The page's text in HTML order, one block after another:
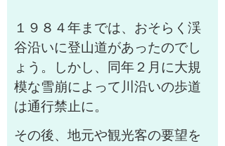
１９８４年までは、おそらく渓
谷沿いに登山道があったのでし
ょう。しかし、同年２月に大規
模な雪崩によって川沿いの歩道
は通行禁止に。
その後、地元や観光客の要望を